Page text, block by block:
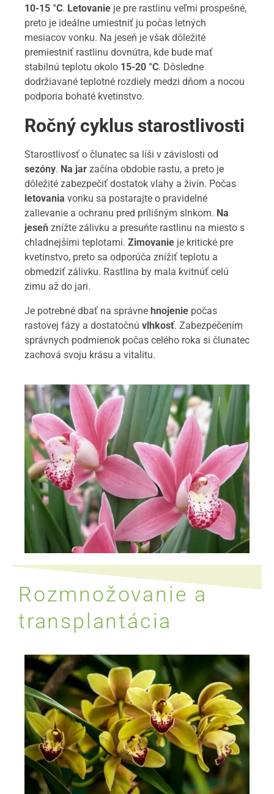
10-15 °C. Letovanie je pre rastlinu veľmi prospešné,
preto je ideálne umiestniť ju počas letných
mesiacov vonku. Na jeseň je však dôležité
premiestniť rastlinu dovnútra, kde bude mať
stabilnú teplotu okolo 15-20 °C. Dôsledne
dodržiavané teplotné rozdiely medzi dňom a nocou
podporia bohaté kvetinstvo.
Ročný cyklus starostlivosti
Starostlivosť o člunatec sa líši v závislosti od
sezóny. Na jar začína obdobie rastu, a preto je
dôležité zabezpečiť dostatok vlahy a živín. Počas
letovania vonku sa postarajte o pravidelné
zalievanie a ochranu pred prílišným slnkom. Na
jeseň znížte zálivku a presuňte rastlinu na miesto s
chladnejšími teplotami. Zimovanie je kritické pre
kvetinstvo, preto sa odporúča znížiť teplotu a
obmedziť zálivku. Rastlina by mala kvitnúť celú
zimu až do jari.
Je potrebné dbať na správne hnojenie počas
rastovej fázy a dostatočnú vlhkosť. Zabezpečením
správnych podmienok počas celého roka si člunatec
zachová svoju krásu a vitalitu.
Rozmnožovanie a
transplantácia